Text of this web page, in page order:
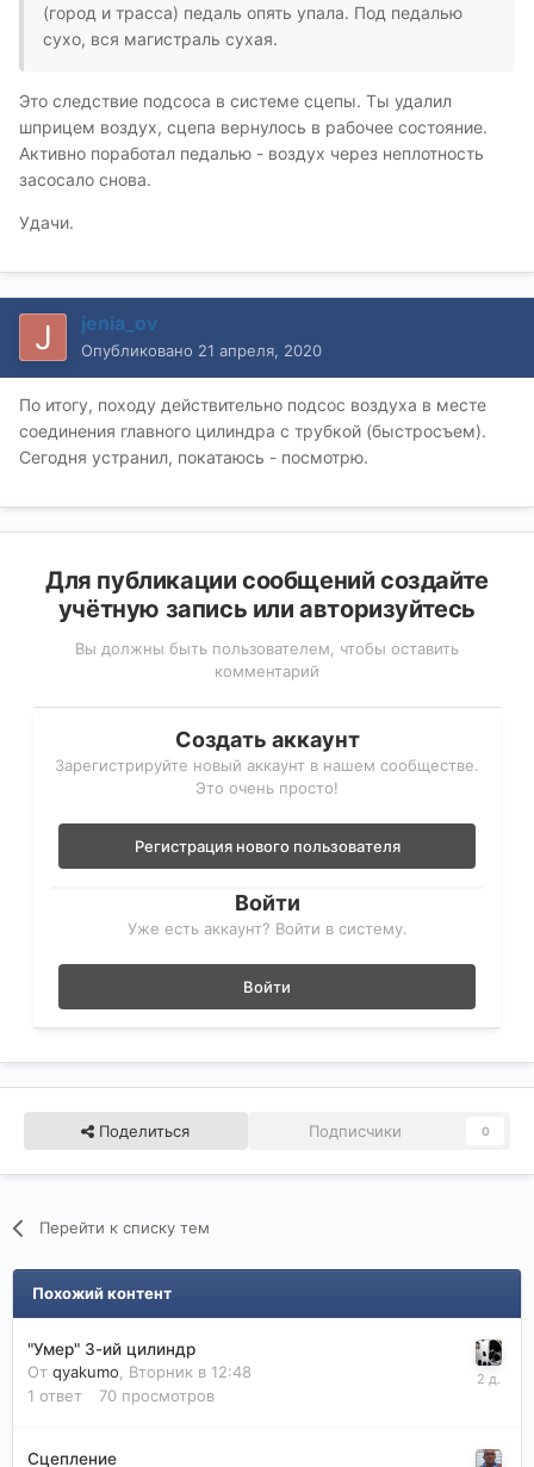
(город и трасса) педаль опять упала. Под педалью
сухо, вся магистраль сухая.
Это следствие подсоса в системе сцепы. Ты удалил
шприцем воздух, сцепа вернулось в рабочее состояние.
Активно поработал педалью - воздух через неплотность
засосало снова.
Удачи.
jenia_ov
Опубликовано 21 апреля, 2020
По итогу, походу действительно подсос воздуха в месте
соединения главного цилиндра с трубкой (быстросъем).
Сегодня устранил, покатаюсь - посмотрю.
Для публикации сообщений создайте
учётную запись или авторизуйтесь
Вы должны быть пользователем, чтобы оставить
комментарий
Создать аккаунт
Зарегистрируйте новый аккаунт в нашем сообществе.
Это очень просто!
Регистрация нового пользователя
Войти
Уже есть аккаунт? Войти в систему.
Войти
Поделиться Подписчики 0
Перейти к списку тем
Похожий контент
"Умер" 3-ий цилиндр
От qyakumo
Вторник в 12:48
1 ответ 70 просмотров
Сцепление